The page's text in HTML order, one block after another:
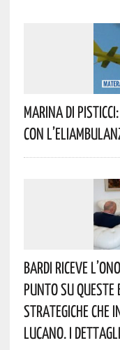
Marina Di
Con
Bardi Riceve
Punto Su
Strategiche
Lucano. I Dettagli